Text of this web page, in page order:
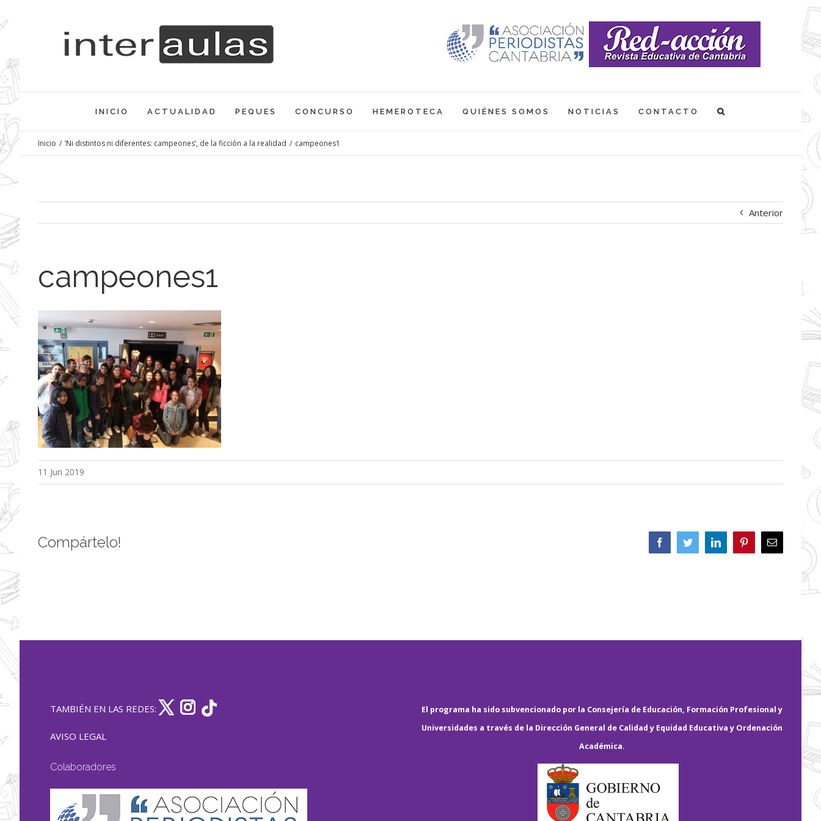
al
INICIO ACTUALIDAD PEQUES CONCURSO HEMEROTECA QUIÉNES SOMOS NOTICIAS CONTACTO
Inicio / ’Ni distintos ni diferentes: campeones’, de la ficción a la realidad / campeones1
Anterior
campeones1
11 Jun 2019
Compártelo! FacebookTwitterLinkedIn PinterestCorreo
electrónico
TAMBIÉN EN LAS REDES:
AVISO LEGAL
Colaboradores
El programa ha sido subvencionado por la Consejería de Educación, Formación Profesional y
Universidades a través de la Dirección General de Calidad y Equidad Educativa y Ordenación
Académica.